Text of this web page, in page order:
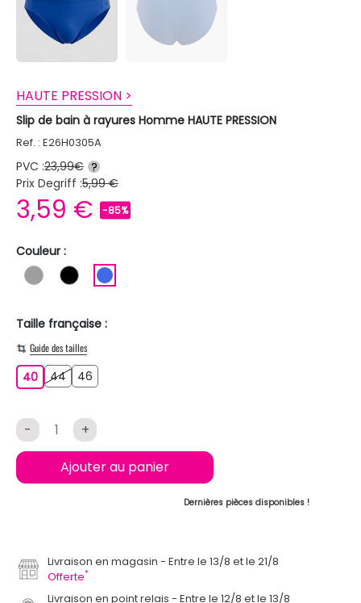
HAUTE PRESSION >
Slip de bain à rayures Homme HAUTE PRESSION
Ref. : E26H0305A
PVC :23,99€ ?
Prix Degriff :5,99 €
3,59 € -85%
Couleur :
GRIS NOIR
Taille française :
Guide des tailles
4040444446
- +
Ajouter au panier
Dernières pièces disponibles !
Livraison en magasin
Entre le 13/8 et le 21/8
Offerte*
Livraison en point relais
Entre le 12/8 et le 13/8